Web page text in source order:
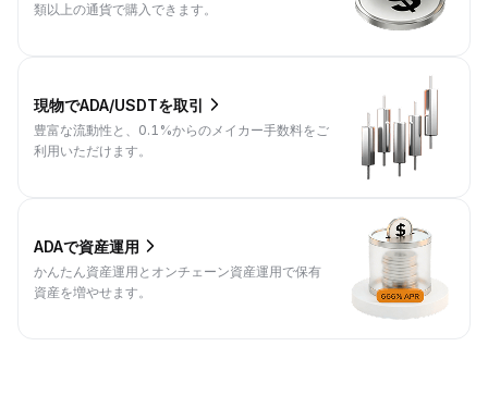
類以上の通貨で購入できます。
現物でADA/USDTを取引
豊富な流動性と、0.1%からのメイカー手数料をご
利用いただけます。
ADAで資産運用
かんたん資産運用とオンチェーン資産運用で保有
資産を増やせます。